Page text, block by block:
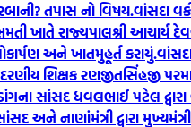
તપાસ નો વિષય.વાંસદા
ખાતે રાજ્યપાલશ્રી આચાર્ય
અને ખાતમુહૂર્ત કરાયું.
શિક્ષક રણજીતસિંહજી
સાંસદ ધવલભાઈ પટેલ દ્વારા
અને નાણાંમંત્રી દ્વારા